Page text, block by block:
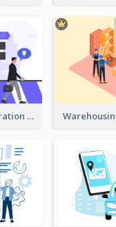
Nudge Theory Illustration